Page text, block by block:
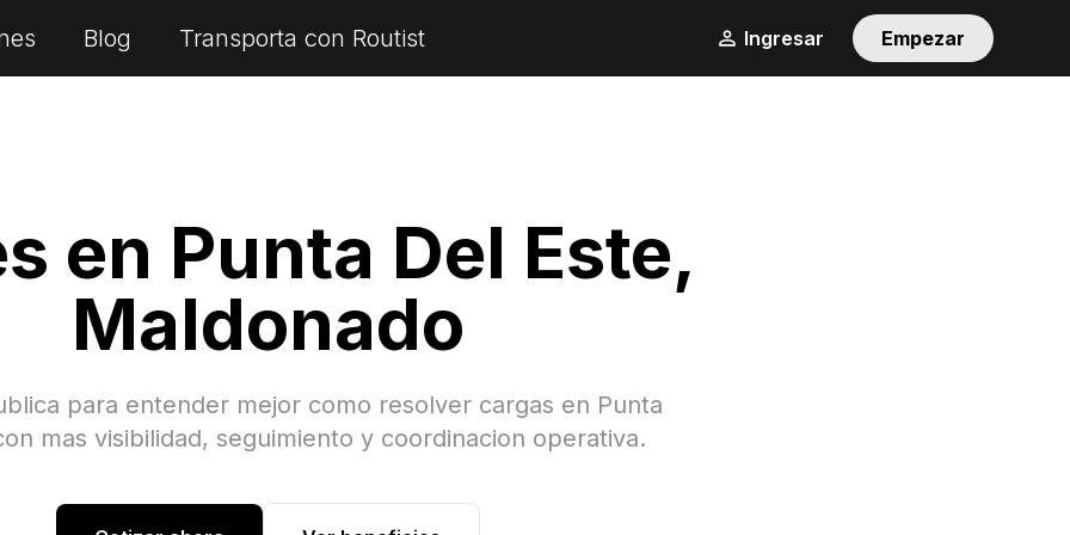
Blog Transporta con Routist Ingresar Empezar
en Punta Del Este,
Maldonado
para entender mejor como resolver cargas en Punta
mas visibilidad, seguimiento y coordinacion operativa.